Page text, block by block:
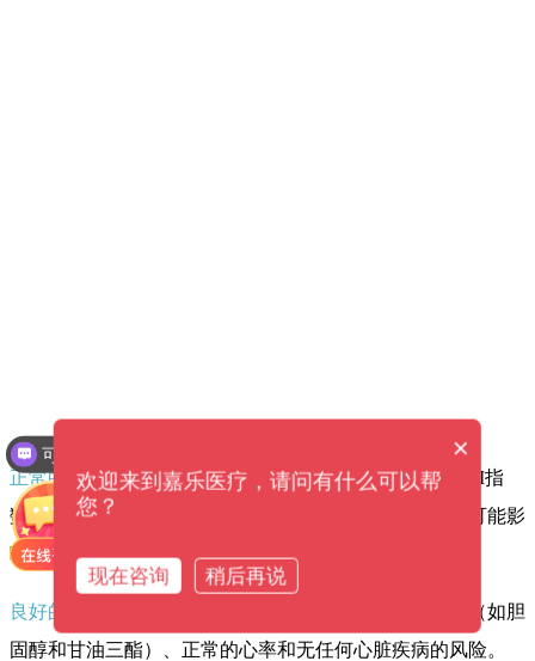
正常的体重：体重与身高相匹配，可以使用指数（如BMI指
数）或体脂肪率等来评估。偏离正常范围过高或过低都可能影
响身体健康。
良好的心血管健康：
包括正常的血压、健康的血脂水平（如胆
固醇和甘油三酯）、正常的心率和无任何心脏疾病的风险。
×
欢迎来到嘉乐医疗，请问有什么可以帮
您？
现在咨询 稍后再说